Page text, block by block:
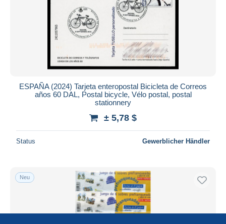
ESPAÑA (2024) Tarjeta enteropostal Bicicleta de Correos
años 60 DAL, Postal bicycle, Vélo postal, postal
stationnery
± 5,78 $
Status Gewerblicher Händler
Neu